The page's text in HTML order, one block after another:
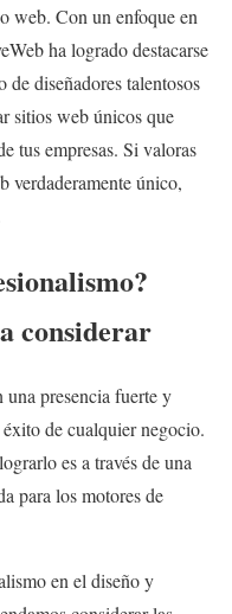
web. Con un enfoque en
ha logrado destacarse
diseñadores talentosos
sitios web únicos que
tus empresas. Si valoras
verdaderamente único,
considerar
presencia fuerte y
de cualquier negocio.
es a través de una
para los motores de
en el diseño y